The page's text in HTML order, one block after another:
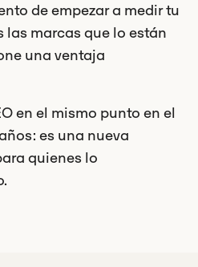
de empezar a medir tu
marcas que lo están
una ventaja
en el mismo punto en el
es una nueva
quienes lo